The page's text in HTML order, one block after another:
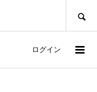
ログイン